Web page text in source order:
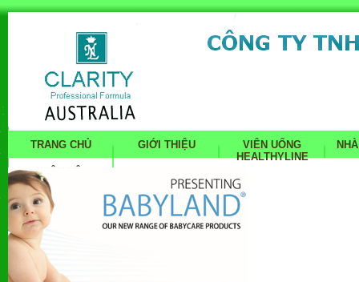
TRANG CHỦ GIỚI THIỆU
VIÊN UỐNG
HEALTHYLINE
LIÊN HỆ